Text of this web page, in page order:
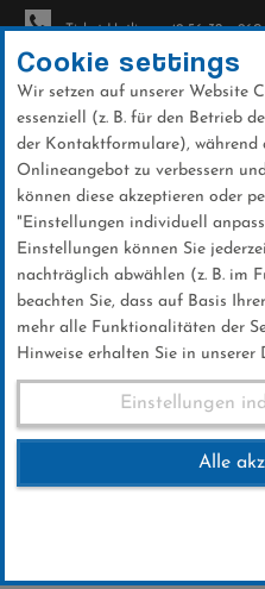
Direkt
zum
Inhalt
Ticket-Hotline: +49 56 32 -
News
Skiflug-WM am
Mitterndorf:
neuer Skiflug-
Cookie settings
Wir setzen auf unserer Website
essenziell (z. B. für den Betrieb
der Kontaktformulare), während
Onlineangebot zu verbessern
können diese akzeptieren oder
"Einstellungen individuell
Einstellungen können Sie
nachträglich abwählen (z. B. im
beachten Sie, dass auf Basis
mehr alle Funktionalitäten der
Hinweise erhalten Sie in unserer
Einstellungen
Alle